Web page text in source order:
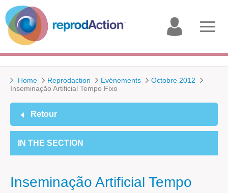
account
Home Reprodaction Evénements
Octobre 2012
Inseminação Artificial Tempo Fixo
Retour
IN THE SECTION
Inseminação Artificial Tempo